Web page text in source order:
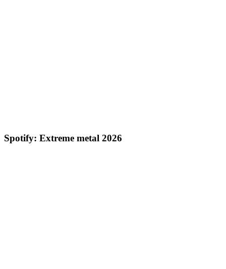
Spotify: Extreme metal 2026